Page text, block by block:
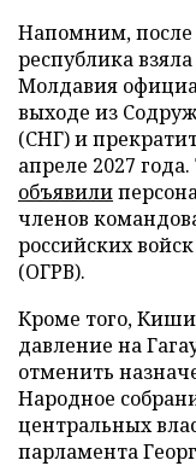
Напомним, после
республика
Молдавия
выходе из
(СНГ) и
апреле 2027
объявили
членов
российских
(ОГРВ).
Кроме того,
давление на
отменить
Народное
центральных
парламента